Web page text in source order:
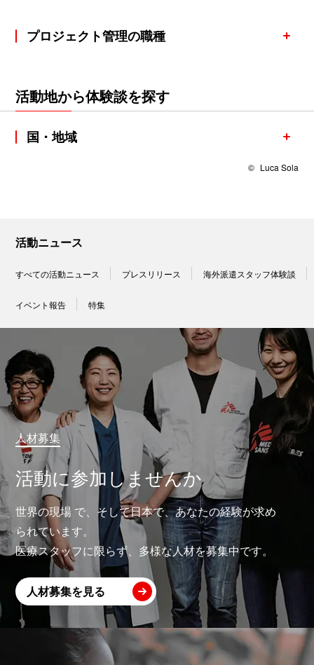
プロジェクト管理の職種
活動地から体験談を探す
国・地域
© Luca Sola
活動ニュース
すべての活動ニュース プレスリリース 海外派遣スタッフ体験談
イベント報告 特集
人材募集
活動に参加しませんか
世界の現場 で、そして日本で、あなたの経験が求め
られています。
医療スタッフに限らず、多様な人材を募集中です。
人材募集を見る